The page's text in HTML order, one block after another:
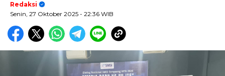
Redaksi
Senin, 27 Oktober 2025 - 22:36 WIB